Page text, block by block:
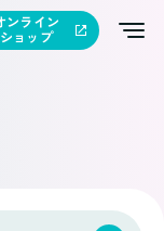
ンライン
ショップ